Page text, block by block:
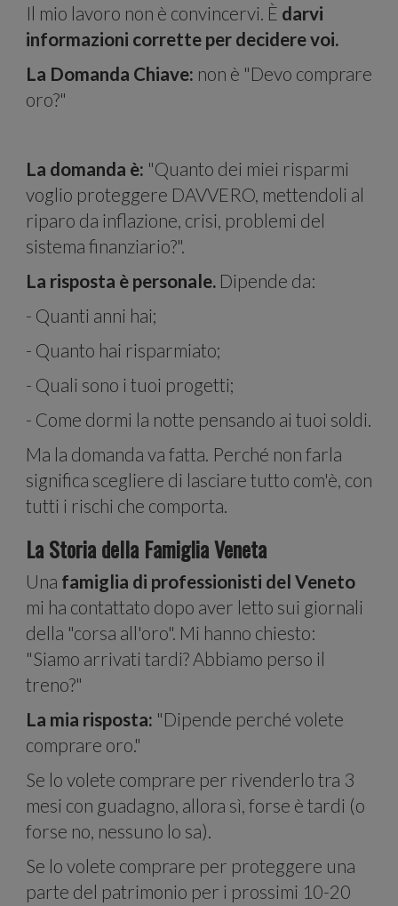
Il mio lavoro non è convincervi. È darvi
informazioni corrette per decidere voi.
La Domanda Chiave: non è "Devo comprare
oro?"
La domanda è: "Quanto dei miei risparmi
voglio proteggere DAVVERO, mettendoli al
riparo da inflazione, crisi, problemi del
sistema finanziario?".
La risposta è personale. Dipende da:
- Quanti anni hai;
- Quanto hai risparmiato;
- Quali sono i tuoi progetti;
- Come dormi la notte pensando ai tuoi soldi.
Ma la domanda va fatta. Perché non farla
significa scegliere di lasciare tutto com'è, con
tutti i rischi che comporta.
La Storia della Famiglia Veneta
Una famiglia di professionisti del Veneto
mi ha contattato dopo aver letto sui giornali
della "corsa all'oro". Mi hanno chiesto:
"Siamo arrivati tardi? Abbiamo perso il
treno?"
La mia risposta: "Dipende perché volete
comprare oro."
Se lo volete comprare per rivenderlo tra 3
mesi con guadagno, allora sì, forse è tardi (o
forse no, nessuno lo sa).
Se lo volete comprare per proteggere una
parte del patrimonio per i prossimi 10-20
per i